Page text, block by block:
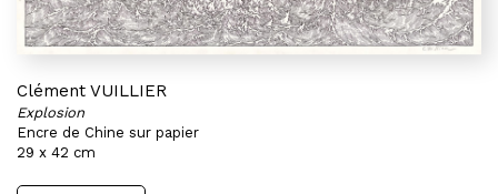
Clément VUILLIER
Explosion
Encre de Chine sur papier
29 x 42 cm